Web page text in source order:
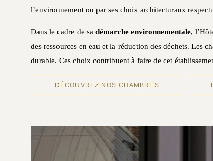
l’environnement ou par ses choix architecturaux
Dans le cadre de sa démarche environnementale,
des ressources en eau et la réduction des déchets. Les
durable. Ces choix contribuent à faire de cet
DÉCOUVREZ NOS CHAMBRES